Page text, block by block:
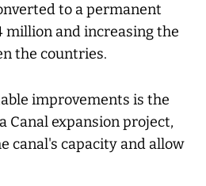
to a permanent
million and increasing the
the countries.
improvements is the
Canal expansion project,
canal's capacity and allow